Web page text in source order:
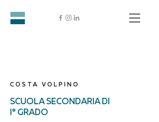
COSTA VOLPINO
SCUOLA SECONDARIA DI
I° GRADO